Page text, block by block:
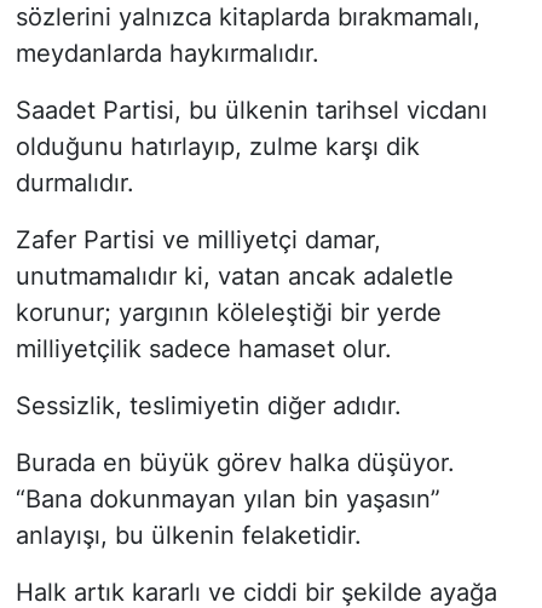
sözlerini yalnızca kitaplarda bırakmamalı,
meydanlarda haykırmalıdır.
Saadet Partisi, bu ülkenin tarihsel vicdanı
olduğunu hatırlayıp, zulme karşı dik
durmalıdır.
Zafer Partisi ve milliyetçi damar,
unutmamalıdır ki, vatan ancak adaletle
korunur; yargının köleleştiği bir yerde
milliyetçilik sadece hamaset olur.
Sessizlik, teslimiyetin diğer adıdır.
Burada en büyük görev halka düşüyor.
“Bana dokunmayan yılan bin yaşasın”
anlayışı, bu ülkenin felaketidir.
Halk artık kararlı ve ciddi bir şekilde ayağa